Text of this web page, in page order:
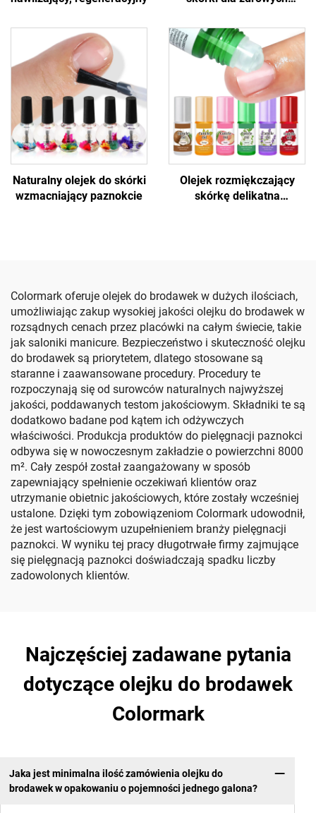
Naturalny olejek do skórki
wzmacniający paznokcie
Olejek rozmiękczający
skórkę delikatna
Colormark oferuje olejek do brodawek w dużych ilościach,
umożliwiając zakup wysokiej jakości olejku do brodawek w
rozsądnych cenach przez placówki na całym świecie, takie
jak saloniki manicure. Bezpieczeństwo i skuteczność olejku
do brodawek są priorytetem, dlatego stosowane są
staranne i zaawansowane procedury. Procedury te
rozpoczynają się od surowców naturalnych najwyższej
jakości, poddawanych testom jakościowym. Składniki te są
dodatkowo badane pod kątem ich odżywczych
właściwości. Produkcja produktów do pielęgnacji paznokci
odbywa się w nowoczesnym zakładzie o powierzchni 8000
m². Cały zespół został zaangażowany w sposób
zapewniający spełnienie oczekiwań klientów oraz
utrzymanie obietnic jakościowych, które zostały wcześniej
ustalone. Dzięki tym zobowiązeniom Colormark udowodnił,
że jest wartościowym uzupełnieniem branży pielęgnacji
paznokci. W wyniku tej pracy długotrwałe firmy zajmujące
się pielęgnacją paznokci doświadczają spadku liczby
zadowolonych klientów.
Najczęściej zadawane pytania
dotyczące olejku do brodawek
Colormark
Jaka jest minimalna ilość zamówienia olejku do
brodawek w opakowaniu o pojemności jednego galona?